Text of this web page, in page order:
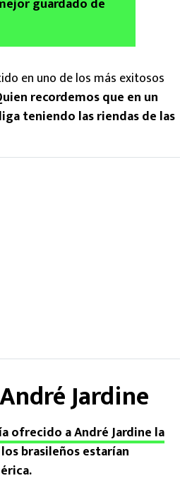
guardado de
en uno de los más exitosos
recordemos que en un
teniendo las riendas de las
Jardine
ofrecido a André Jardine la
brasileños estarían